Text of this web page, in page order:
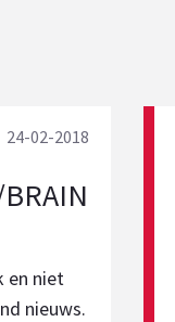
24-02-2018
en niet
nieuws.